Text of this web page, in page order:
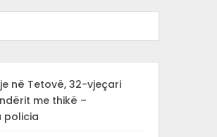
në Tetovë, 32-vjeçari
me thikë –
policia